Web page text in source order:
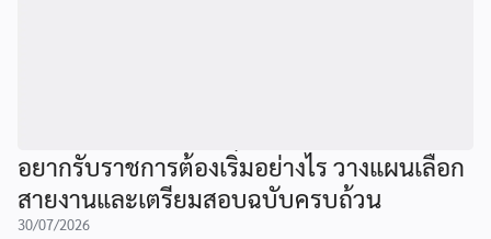
อยากรับราชการต้องเริ่มอย่างไร วางแผนเลือก
สายงานและเตรียมสอบฉบับครบถ้วน
30/07/2026